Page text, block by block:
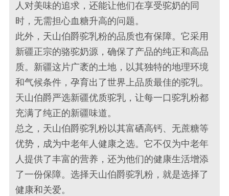
人对美味的追求，还能让他们在享受驼奶的同
时，无需担心血糖升高的问题。
此外，天山伯爵驼乳粉的品质也有保障。它采用
新疆正宗的骆驼奶源，确保了产品的纯正和高品
质。新疆这片广袤的土地，以其独特的地理环境
和气候条件，孕育出了世界上品质最佳的驼乳。
天山伯爵严选新疆优质驼乳，让每一口驼乳粉都
充满了纯正的新疆味道。
总之，天山伯爵驼乳粉以其富硒高钙、无蔗糖等
优势，成为中老年人健康之选。它不仅为中老年
人提供了丰富的营养，还为他们的健康生活增添
了一份保障。选择天山伯爵驼乳粉，就是选择了
健康和关爱。